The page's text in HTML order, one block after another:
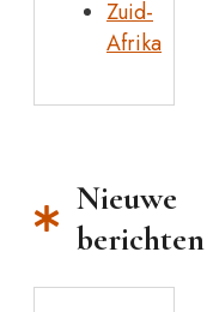
Zuid-
Afrika
Nieuwe
berichten